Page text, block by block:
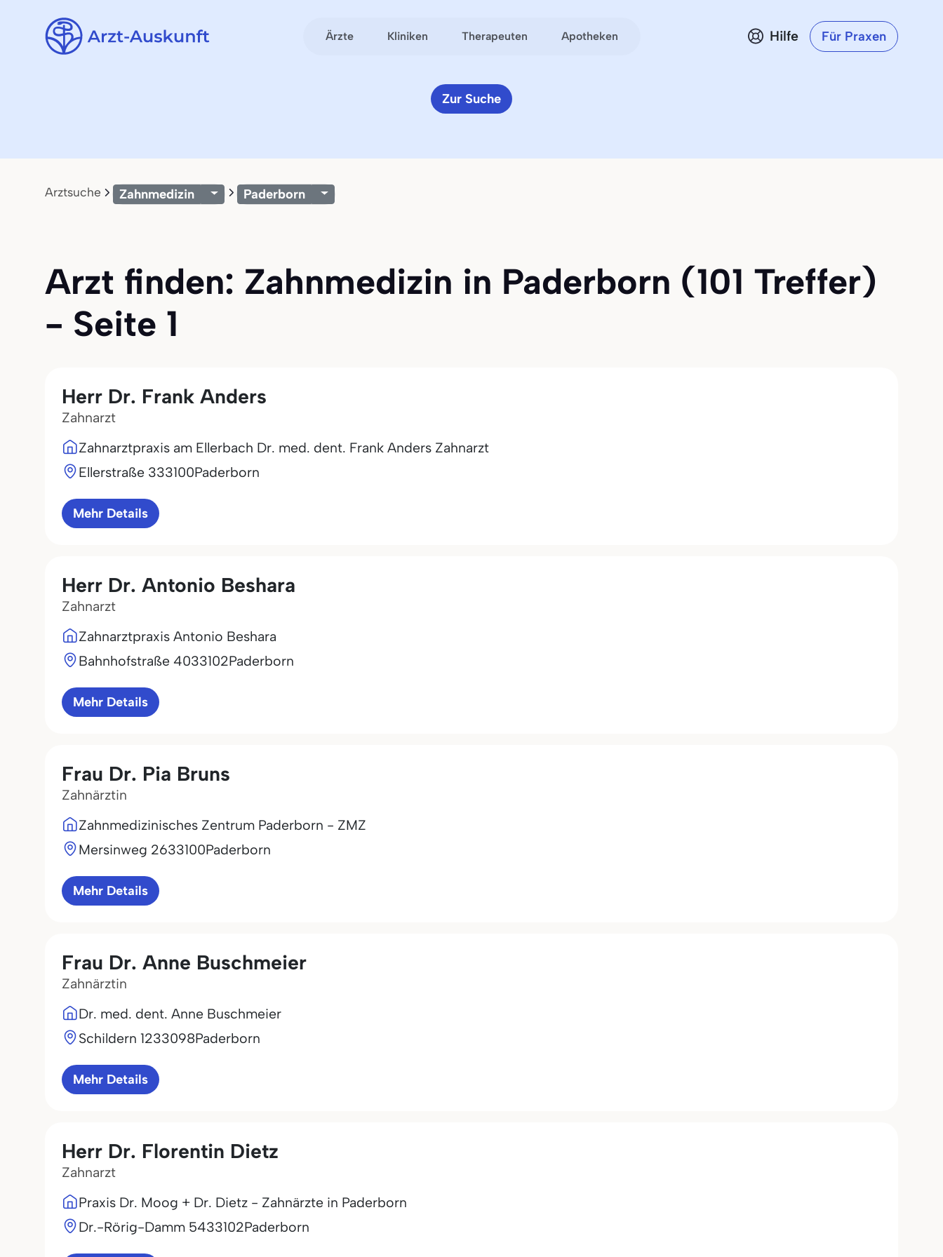
Ärzte Kliniken Therapeuten Apotheken Hilfe Für Praxen
Zur Suche
Arztsuche Zahnmedizin Paderborn
Arzt finden: Zahnmedizin in Paderborn (101 Treffer)
- Seite 1
Herr Dr. Frank Anders
Zahnarzt
Zahnarztpraxis am Ellerbach Dr. med. dent. Frank Anders Zahnarzt
Ellerstraße 333100Paderborn
Mehr Details
Herr Dr. Antonio Beshara
Zahnarzt
Zahnarztpraxis Antonio Beshara
Bahnhofstraße 4033102Paderborn
Mehr Details
Frau Dr. Pia Bruns
Zahnärztin
Zahnmedizinisches Zentrum Paderborn - ZMZ
Mersinweg 2633100Paderborn
Mehr Details
Frau Dr. Anne Buschmeier
Zahnärztin
Dr. med. dent. Anne Buschmeier
Schildern 1233098Paderborn
Mehr Details
Herr Dr. Florentin Dietz
Zahnarzt
Praxis Dr. Moog + Dr. Dietz - Zahnärzte in Paderborn
Dr.-Rörig-Damm 5433102Paderborn